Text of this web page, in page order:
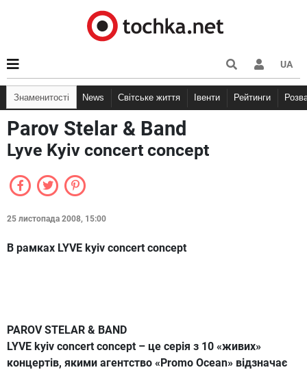
UA
Знаменитості News Світське життя Івенти Рейтинги
Parov Stelar & Band
Lyve Kyiv concert concept
25 листопада 2008, 15:00
В рамках LYVE kyiv concert concept
PAROV STELAR & BAND
LYVE kyiv concert concept – це серія з 10 «живих»
концертів, якими агентство «Promo Ocean» відзначає